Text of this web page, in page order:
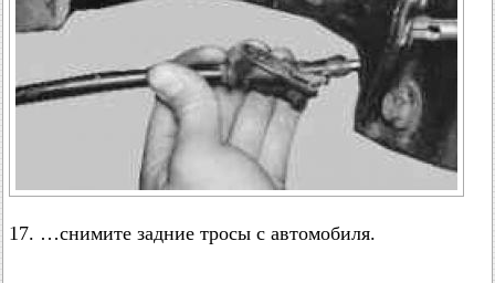
17. …снимите задние тросы с автомобиля.